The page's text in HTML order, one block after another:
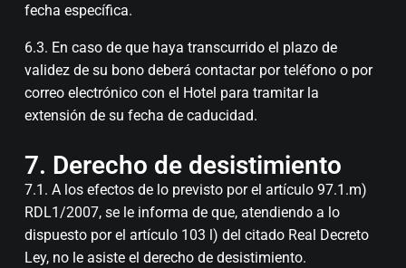
fecha específica.
6.3. En caso de que haya transcurrido el plazo de
validez de su bono deberá contactar por teléfono o por
correo electrónico con el Hotel para tramitar la
extensión de su fecha de caducidad.
7. Derecho de desistimiento
7.1. A los efectos de lo previsto por el artículo 97.1.m)
RDL1/2007, se le informa de que, atendiendo a lo
dispuesto por el artículo 103 l) del citado Real Decreto
Ley, no le asiste el derecho de desistimiento.